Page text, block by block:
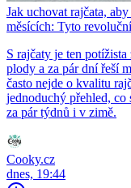
Jak uchovat rajčata,
měsících: Tyto
S rajčaty je ten
plody a za pár dní řeší
často nejde o kvalitu
jednoduchý přehled, co
za pár týdnů i v zimě.
Cooky.cz
dnes, 19:44